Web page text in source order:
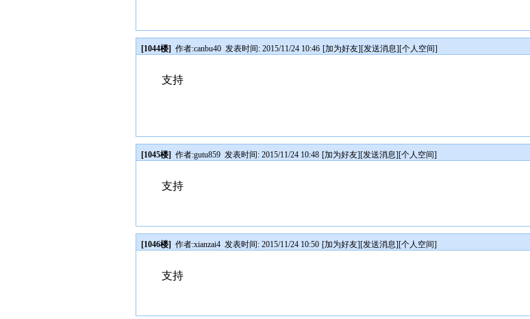
[1044楼] 作者:canbu40 发表时间: 2015/11/24 10:46 [加为好友][发送消息][个人空间]
支持
[1045楼] 作者:gutu859 发表时间: 2015/11/24 10:48 [加为好友][发送消息][个人空间]
支持
[1046楼] 作者:xianzai4 发表时间: 2015/11/24 10:50 [加为好友][发送消息][个人空间]
支持